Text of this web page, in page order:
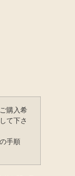
購入希
て下さ
手順